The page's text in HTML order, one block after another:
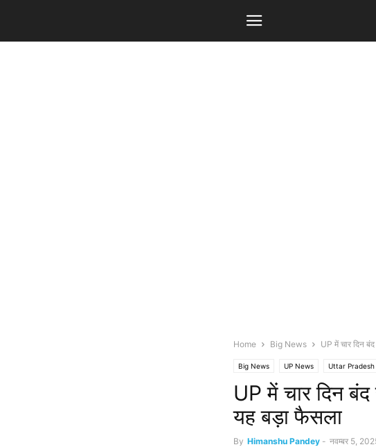
Home Big News UP में चार दिन बंद
Big News UP News Uttar Pradesh
UP में चार दिन बंद
यह बड़ा फैसला
By Himanshu Pandey - नवम्बर 5,